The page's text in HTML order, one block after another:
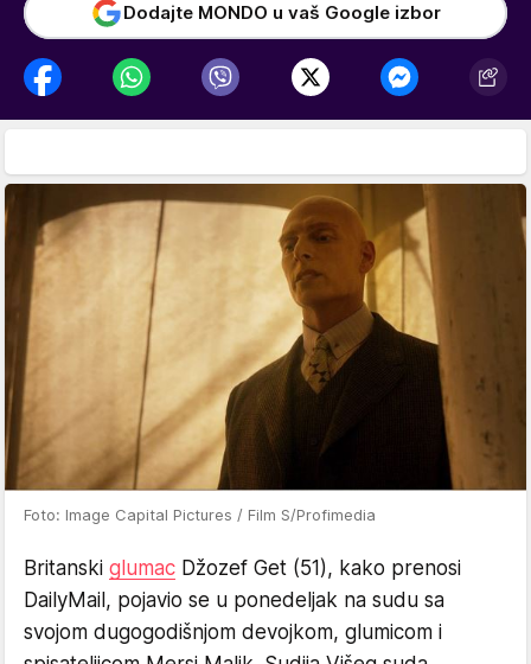
Dodajte MONDO u vaš Google izbor
Foto: Image Capital Pictures / Film S/Profimedia
Britanski glumac Džozef Get (51), kako prenosi
DailyMail, pojavio se u ponedeljak na sudu sa
svojom dugogodišnjom devojkom, glumicom i